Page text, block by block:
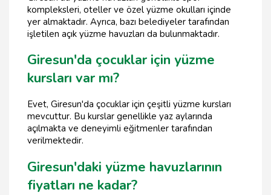
kompleksleri, oteller ve özel yüzme okulları içinde
yer almaktadır. Ayrıca, bazı belediyeler tarafından
işletilen açık yüzme havuzları da bulunmaktadır.
Giresun'da çocuklar için yüzme
kursları var mı?
Evet, Giresun'da çocuklar için çeşitli yüzme kursları
mevcuttur. Bu kurslar genellikle yaz aylarında
açılmakta ve deneyimli eğitmenler tarafından
verilmektedir.
Giresun'daki yüzme havuzlarının
fiyatları ne kadar?